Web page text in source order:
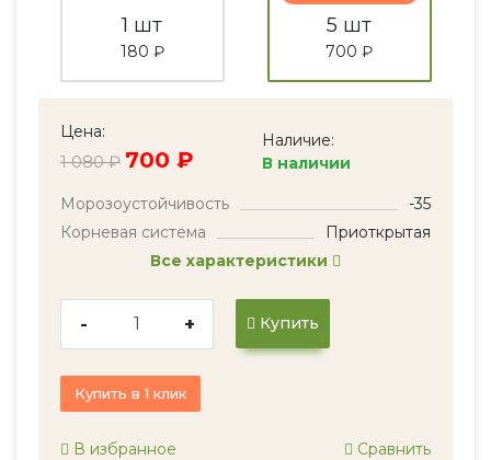
1 шт
180 ₽
5 шт
700 ₽
Цена:
1 080 ₽ 700 ₽
Наличие:
В наличии
Морозоустойчивость
-35
Корневая система
Приоткрытая
Все характеристики
- + Купить
Купить в 1 клик
В избранное Сравнить